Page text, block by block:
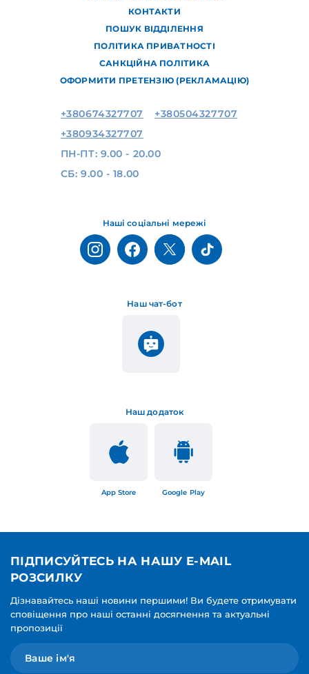
КОНТАКТИ
ПОШУК ВІДДІЛЕННЯ
ПОЛІТИКА ПРИВАТНОСТІ
САНКЦІЙНА ПОЛІТИКА
ОФОРМИТИ ПРЕТЕНЗІЮ (РЕКЛАМАЦІЮ)
Наш додаток
App Store Google Play
Наш чат-бот
Наші соціальні мережі
+380674327707
+380504327707
+380934327707
ПН-ПТ: 9.00 - 20.00
СБ: 9.00 - 18.00
ПІДПИСУЙТЕСЬ НА НАШУ E-MAIL
РОЗСИЛКУ
Дізнавайтесь наші новини першими! Ви будете отримувати
сповіщення про наші останні досягнення та актуальні
пропозиції